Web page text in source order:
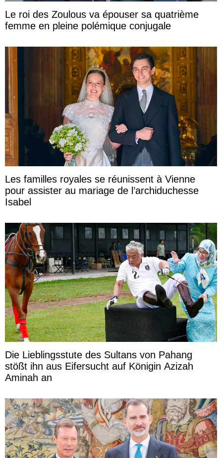
Le roi des Zoulous va épouser sa quatrième
femme en pleine polémique conjugale
Les familles royales se réunissent à Vienne
pour assister au mariage de l’archiduchesse
Isabel
Die Lieblingsstute des Sultans von Pahang
stößt ihn aus Eifersucht auf Königin Azizah
Aminah an